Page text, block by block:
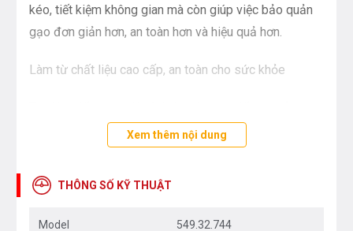
kéo, tiết kiệm không gian mà còn giúp việc bảo quản
gạo đơn giản hơn, an toàn hơn và hiệu quả hơn.
Làm từ chất liệu cao cấp, an toàn cho sức khỏe
mặt trước thông qua nút nhấn.
Xem thêm nội dung
THÔNG SỐ KỸ THUẬT
Model 549.32.744